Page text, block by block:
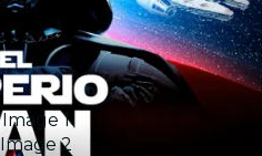
Image 1
Image 2